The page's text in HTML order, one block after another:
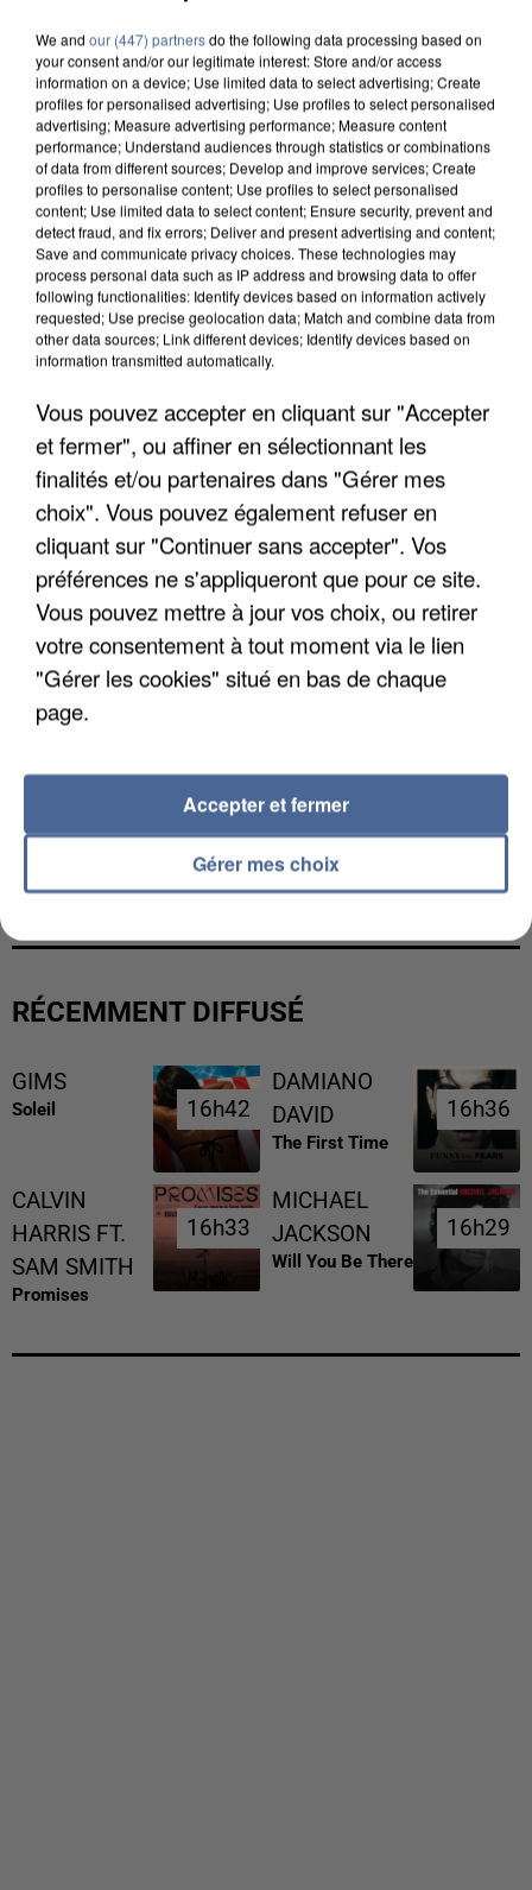
UNE TOURISTE DE L’OISE EMPORTÉE PAR UNE
COULÉE DE BOUE EN HAUTE-SAVOIE
LES DONNÉES DE 300 000 CLIENTS DÉROBÉES À
INTERMARCHÉ APRÈS UNE...
RÉCEMMENT DIFFUSÉ
GIMS
Soleil 16h42
16h42
DAMIANO
DAVID
The First Time
16h36
16h36
CALVIN
HARRIS FT.
SAM SMITH
Promises
16h33
16h33
MICHAEL
JACKSON
Will You Be There
16h29
16h29
We and our (447) partnersdo the following data processing based on
your consent and/or our legitimate interest: Store and/or access
information on a device; Use limited data to select advertising; Create
profiles for personalised advertising; Use profiles to select personalised
advertising; Measure advertising performance; Measure content
performance; Understand audiences through statistics or combinations
of data from different sources; Develop and improve services; Create
profiles to personalise content; Use profiles to select personalised
content; Use limited data to select content; Ensure security, prevent and
detect fraud, and fix errors; Deliver and present advertising and content;
Save and communicate privacy choices. These technologies may
process personal data such as IP address and browsing data to offer
following functionalities: Identify devices based on information actively
requested; Use precise geolocation data; Match and combine data from
other data sources; Link different devices; Identify devices based on
information transmitted automatically.
Vous pouvez accepter en cliquant sur "Accepter
et fermer", ou affiner en sélectionnant les
finalités et/ou partenaires dans "Gérer mes
choix". Vous pouvez également refuser en
cliquant sur "Continuer sans accepter". Vos
préférences ne s'appliqueront que pour ce site.
Vous pouvez mettre à jour vos choix, ou retirer
votre consentement à tout moment via le lien
"Gérer les cookies" situé en bas de chaque
page.
Gérer mes choix
Accepter et fermer